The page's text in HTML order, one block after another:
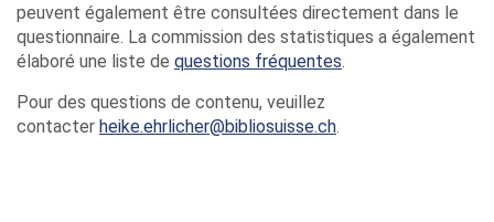
peuvent également être consultées directement dans le
questionnaire. La commission des statistiques a également
élaboré une liste de questions fréquentes.
Pour des questions de contenu, veuillez
contacter heike.ehrlicher@bibliosuisse.ch.